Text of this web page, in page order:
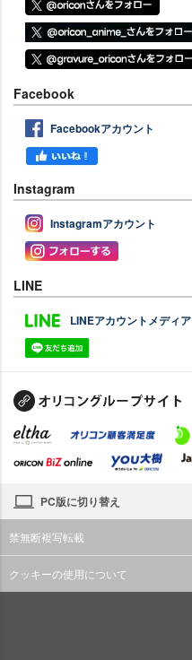
Facebook
Facebookアカウント
Instagram
Instagramアカウント
LINE
LINEアカウントメディア
PC版に切り替え
禁無断複写転載
クッキーの使用について